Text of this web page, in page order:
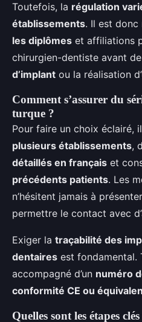
Toutefois, la régulation
établissements. Il est donc
les diplômes et affiliations
chirurgien-dentiste avant
d’implant ou la réalisation
Comment s’assurer du
turque ?
Pour faire un choix éclairé,
plusieurs établissements,
détaillés en français et
précédents patients. Les
n’hésitent jamais à
permettre le contact avec
Exiger la traçabilité des
dentaires est
accompagné d’un numéro
conformité CE ou
Quelles sont les étapes